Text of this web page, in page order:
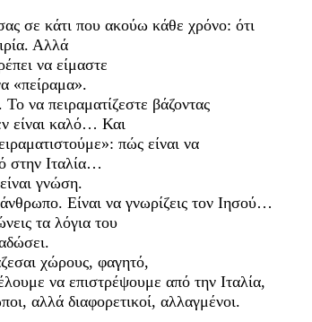
σε κάτι που ακούω κάθε χρόνο: ότι
Αλλά
να είμαστε
«πείραμα».
να πειραματίζεστε βάζοντας
είναι καλό… Και
πώς είναι να
στην Ιταλία…
γνώση.
Είναι να γνωρίζεις τον Ιησού…
τα λόγια του
χώρους, φαγητό,
να επιστρέψουμε από την Ιταλία,
αλλά διαφορετικοί, αλλαγμένοι.